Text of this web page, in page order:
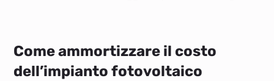
Come ammortizzare il costo
dell’impianto fotovoltaico